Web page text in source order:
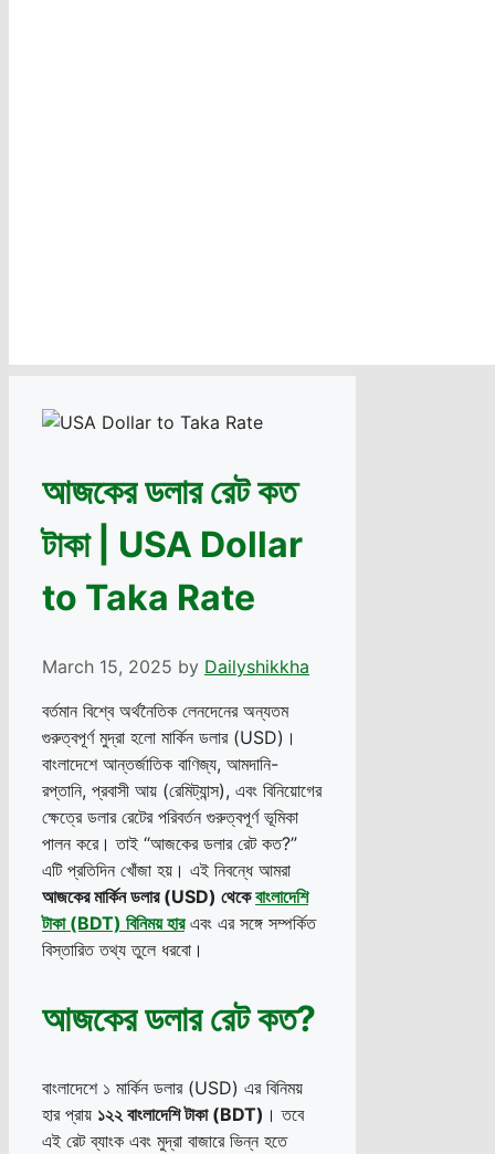
আজকের ডলার রেট কত
টাকা | USA Dollar
to Taka Rate
March 15, 2025 by Dailyshikkha
বর্তমান বিশ্বে অর্থনৈতিক লেনদেনের অন্যতম
গুরুত্বপূর্ণ মুদ্রা হলো মার্কিন ডলার (USD)।
বাংলাদেশে আন্তর্জাতিক বাণিজ্য, আমদানি-
রপ্তানি, প্রবাসী আয় (রেমিট্যান্স), এবং বিনিয়োগের
ক্ষেত্রে ডলার রেটের পরিবর্তন গুরুত্বপূর্ণ ভূমিকা
পালন করে। তাই “আজকের ডলার রেট কত?”
এটি প্রতিদিন খোঁজা হয়। এই নিবন্ধে আমরা
আজকের মার্কিন ডলার (USD) থেকেবাংলাদেশি
টাকা (BDT) বিনিময় হারএবং এর সঙ্গে সম্পর্কিত
বিস্তারিত তথ্য তুলে ধরবো।
আজকের ডলার রেট কত?
বাংলাদেশে ১ মার্কিন ডলার (USD) এর বিনিময়
হার প্রায় ১২২ বাংলাদেশি টাকা (BDT) । তবে
এই রেট ব্যাংক এবং মুদ্রা বাজারে ভিন্ন হতে